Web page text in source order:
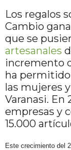
Los regalos
Cambio
que se
artesanales
incremento
ha
las mujeres
Varanasi. En
empresas y
15.000
Este crecimiento del